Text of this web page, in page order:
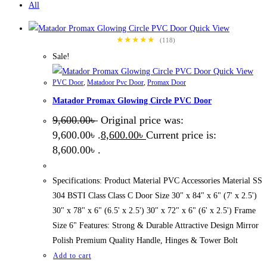
All
Quick View
★★★★★
(118)
Sale!
Quick View
PVC Door, Matadoor Pvc Door, Promax Door
Matador Promax Glowing Circle PVC Door
9,600.00৳ Original price was:
9,600.00৳ .8,600.00৳ Current price is:
8,600.00৳ .
Specifications: Product Material PVC Accessories Material SS
304 BSTI Class Class C Door Size 30" x 84" x 6" (7' x 2.5')
30" x 78" x 6" (6.5' x 2.5') 30" x 72" x 6" (6' x 2.5') Frame
Size 6" Features: Strong & Durable Attractive Design Mirror
Polish Premium Quality Handle, Hinges & Tower Bolt
Add to cart